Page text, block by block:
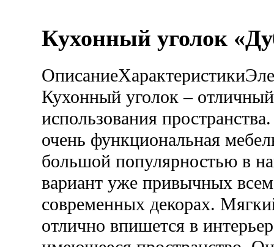
Кухонный уголок
ОписаниеХарактеристики
Кухонный уголок –
использования
очень функциональная
большой популярностью в
вариант уже привычных
современных декорах.
отлично впишется в